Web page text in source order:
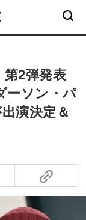
第2弾発表
ーソン・パ
演決定＆